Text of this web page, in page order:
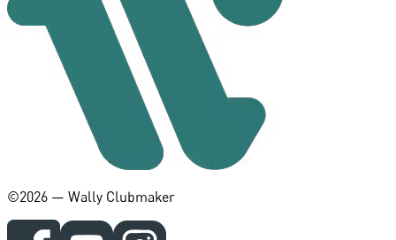
©️2026 — Wally Clubmaker